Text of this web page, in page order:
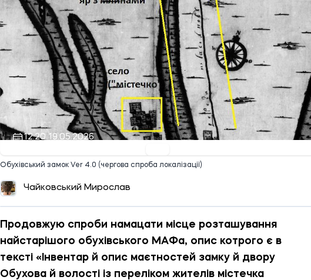
12:20 19.05.2026
Обухівський замок Ver 4.0 (чергова спроба локалізації)
Чайковський Мирослав
Продовжую спроби намацати місце розташування
найстарішого обухівського МАФа, опис котрого є в
тексті «Інвентар й опис маєтностей замку й двору
Обухова й волості із переліком жителів містечка